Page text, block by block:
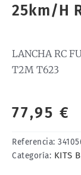
25km/h
LANCHA RC
T2M T623
77,95 €
Referencia:
Categoría: KITS